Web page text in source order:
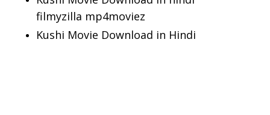
filmyzilla mp4moviez
Kushi Movie Download in Hindi